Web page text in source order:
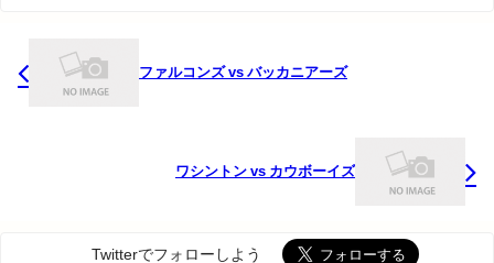
ファルコンズ vs バッカニアーズ
ワシントン vs カウボーイズ
Twitterでフォローしよう